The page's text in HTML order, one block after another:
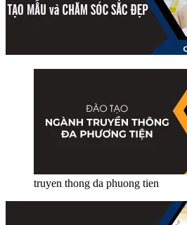
truyen thong da phuong tien